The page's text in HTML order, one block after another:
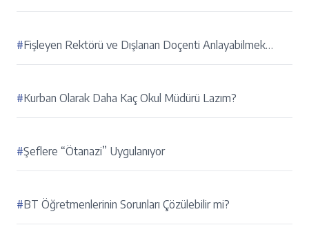
#Fişleyen Rektörü ve Dışlanan Doçenti Anlayabilmek…
#Kurban Olarak Daha Kaç Okul Müdürü Lazım?
#Şeflere “Ötanazi” Uygulanıyor
#BT Öğretmenlerinin Sorunları Çözülebilir mi?